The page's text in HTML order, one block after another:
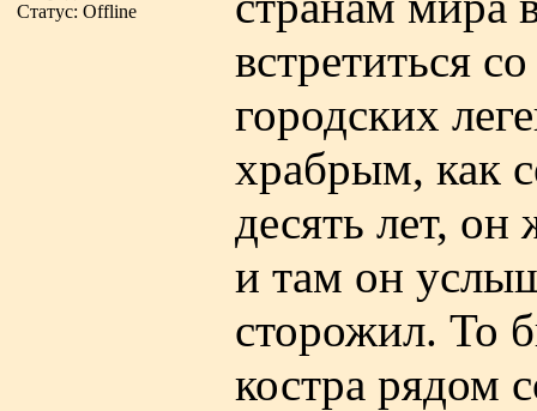
Статус: Offline
встретиться
городских
храбрым, как
десять лет,
и там он
сторожил. То
костра рядом